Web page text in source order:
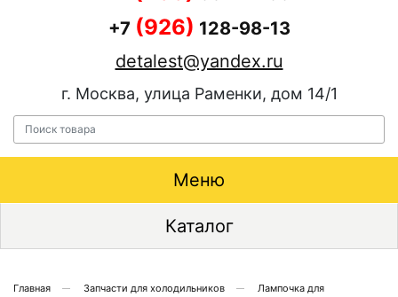
+7 (926) 128-98-13
detalest@yandex.ru
г. Москва, улица Раменки, дом 14/1
Меню
Каталог
Главная Запчасти для холодильников
Лампочка для